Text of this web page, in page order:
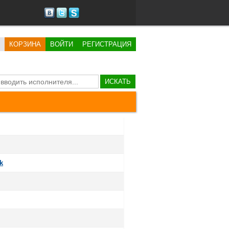
КОРЗИНА ВОЙТИ РЕГИСТРАЦИЯ
ИСКАТЬ